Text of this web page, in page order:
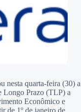
nesta quarta-feira (30) a
Longo Prazo (TLP) a
Econômico e